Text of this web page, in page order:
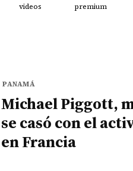
videos premium
PANAMÁ
Michael Piggott,
se casó con el
en Francia